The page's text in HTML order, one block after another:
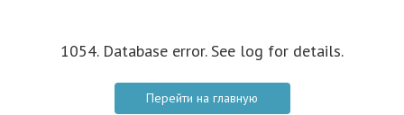
1054. Database error. See log for details.
Перейти на главную